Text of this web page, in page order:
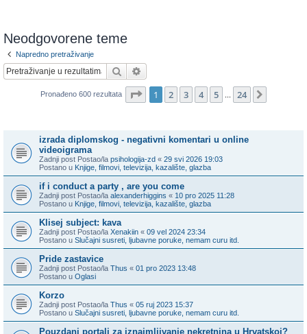
Neodgovorene teme
Napredno pretraživanje
Pretražnik
Pronađeno 600 rezultata Stranica: 1/ 24.
1 2 3 4 5 24
izrada diplomskog - negativni komentari u online
videoigrama
Zadnji post Postao/la psihologija-zd « 29 svi 2026 19:03
Postano u Knjige, filmovi, televizija, kazalište, glazba
if i conduct a party , are you come
Zadnji post Postao/la alexanderhiggins « 10 pro 2025 11:28
Postano u Knjige, filmovi, televizija, kazalište, glazba
Klisej subject: kava
Zadnji post Postao/la Xenakiin « 09 vel 2024 23:34
Postano u Slučajni susreti, ljubavne poruke, nemam curu itd.
Pride zastavice
Zadnji post Postao/la Thus « 01 pro 2023 13:48
Postano u Oglasi
Korzo
Zadnji post Postao/la Thus « 05 ruj 2023 15:37
Postano u Slučajni susreti, ljubavne poruke, nemam curu itd.
Pouzdani portali za iznajmljivanje nekretnina u Hrvatskoj?